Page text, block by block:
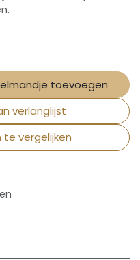
toevoegen
vergelijken
verlanglijst